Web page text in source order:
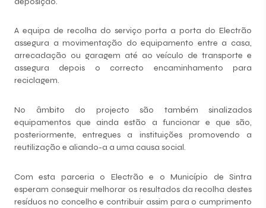
A equipa de recolha do serviço porta a porta do Electrão
assegura a movimentação do equipamento entre a casa,
arrecadação ou garagem até ao veículo de transporte e
assegura depois o correcto encaminhamento para
reciclagem.
No âmbito do projecto são também sinalizados
equipamentos que ainda estão a funcionar e que são,
posteriormente, entregues a instituições promovendo a
reutilização e aliando-a a uma causa social.
Com esta parceria o Electrão e o Município de Sintra
esperam conseguir melhorar os resultados da recolha destes
resíduos no concelho e contribuir assim para o cumprimento